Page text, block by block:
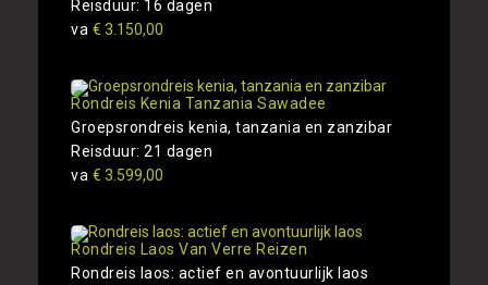
Reisduur: 16 dagen
va € 3.150,00
Rondreis Kenia Tanzania Sawadee
Groepsrondreis kenia, tanzania en zanzibar
Reisduur: 21 dagen
va € 3.599,00
Rondreis Laos Van Verre Reizen
Rondreis laos: actief en avontuurlijk laos